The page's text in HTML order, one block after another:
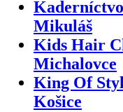
Mikuláš
Kids Hair
Michalovce
King Of
Košice